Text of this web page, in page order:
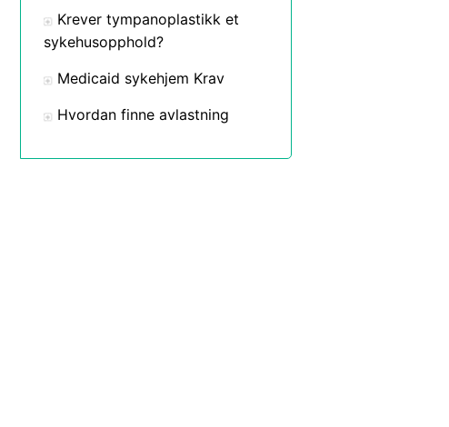
Krever tympanoplastikk et
sykehusopphold?
Medicaid sykehjem Krav
Hvordan finne avlastning